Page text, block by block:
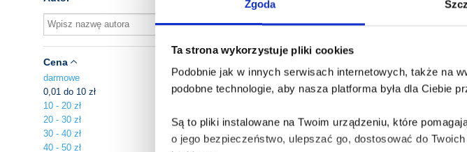
Zgoda
Ta strona wykorzystuje pliki cookies
Podobnie jak w innych serwisach internetowych, także na
podobne technologie, aby nasza platforma była dla Ciebie
Są to pliki instalowane na Twoim urządzeniu, które
o jego bezpieczeństwo, ulepszać go, dostosować do
Cena
darmowe
0,01 do 10 zł
10 - 20 zł
20 - 30 zł
30 - 40 zł
40 - 50 zł